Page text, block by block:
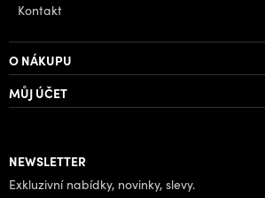
Kontakt
O NÁKUPU
MŮJ ÚČET
NEWSLETTER
Exkluzivní nabídky, novinky, slevy.